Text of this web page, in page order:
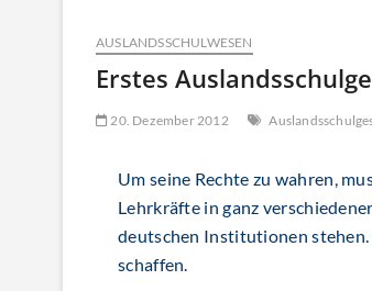
AUSLANDSSCHULWESEN
Erstes
20. Dezember 2012
Um seine Rechte zu wahren,
Lehrkräfte in ganz
deutschen Institutionen stehen.
schaffen.